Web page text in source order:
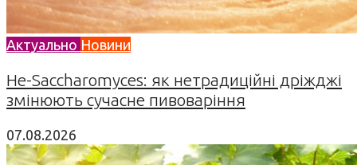
Актуально Новини
Не-Saccharomyces: як нетрадиційні дріжджі
змінюють сучасне пивоваріння
07.08.2026